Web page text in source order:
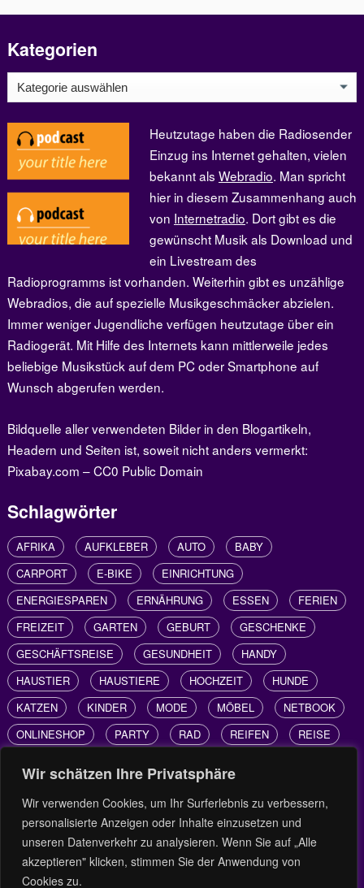
Wir schätzen Ihre Privatsphäre
Wir verwenden Cookies, um Ihr Surferlebnis zu verbessern,
personalisierte Anzeigen oder Inhalte einzusetzen und
unseren Datenverkehr zu analysieren. Wenn Sie auf „Alle
akzeptieren" klicken, stimmen Sie der Anwendung von
Cookies zu.
Kategorien
Kategorien
Heutzutage haben die Radiosender
Einzug ins Internet gehalten, vielen
bekannt als Webradio. Man spricht
hier in diesem Zusammenhang auch
von Internetradio. Dort gibt es die
gewünscht Musik als Download und
ein Livestream des
Radioprogramms ist vorhanden. Weiterhin gibt es unzählige
Webradios, die auf spezielle Musikgeschmäcker abzielen.
Immer weniger Jugendliche verfügen heutzutage über ein
Radiogerät. Mit Hilfe des Internets kann mittlerweile jedes
beliebige Musikstück auf dem PC oder Smartphone auf
Wunsch abgerufen werden.
Bildquelle aller verwendeten Bilder in den Blogartikeln,
Headern und Seiten ist, soweit nicht anders vermerkt:
Pixabay.com – CC0 Public Domain
Schlagwörter
AFRIKA AUFKLEBER AUTO
BABY
CARPORT
E-BIKE
EINRICHTUNG
ENERGIESPAREN
ERNÄHRUNG ESSEN
FERIEN
FREIZEIT
GARTEN GEBURT
GESCHENKE
GESCHÄFTSREISE
GESUNDHEIT
HANDY
HAUSTIER
HAUSTIERE HOCHZEIT
HUNDE
KATZEN
KINDER MODE MÖBEL
NETBOOK
ONLINESHOP
PARTY RAD REIFEN
REISE
UMWELTSCHUTZ
URLAUB
VISUAL BASIC
VÖGEL
WOHNEN